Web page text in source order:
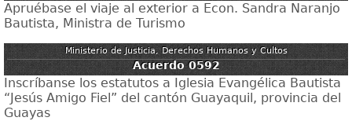
Apruébase el viaje al exterior a Econ. Sandra Naranjo
Bautista, Ministra de Turismo
Ministerio de Justicia, Derechos Humanos y Cultos
Acuerdo 0592
Inscríbanse los estatutos a Iglesia Evangélica Bautista
“Jesús Amigo Fiel” del cantón Guayaquil, provincia del
Guayas